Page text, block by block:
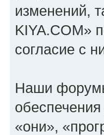
изменений,
KIYA.COM»
согласие с
Наши
«они»,